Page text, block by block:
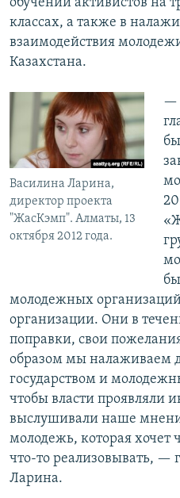
обучении активистов на
классах, а также в
взаимодействия
Казахстана.
Василина Ларина,
директор проекта
"ЖасКэмп". Алматы, 13
октября 2012 года.
—
молодежных
организации. Они в
поправки, свои
образом мы налаживаем
государством и
чтобы власти проявляли
выслушивали наше
молодежь, которая хочет
что-то реализовывать, —
Ларина.